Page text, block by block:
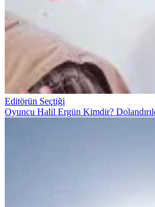
Editörün Seçtiği
Oyuncu Halil Ergün Kimdir?